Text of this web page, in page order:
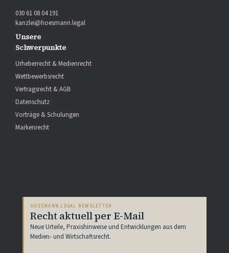
030 61 08 04 191
kanzlei@hoesmann.legal
Unsere
Schwerpunkte
Urheberrecht & Medienrecht
Wettbewerbsrecht
Vertragsrecht & AGB
Datenschutz
Vorträge & Schulungen
Markenrecht
HOESMANN.LEGAL NEWSLETTER
Recht aktuell per E-Mail
Neue Urteile, Praxishinweise und Entwicklungen aus dem
Medien- und Wirtschaftsrecht.